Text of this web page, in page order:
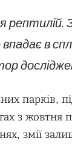
в
парків,
з жовтня
змії